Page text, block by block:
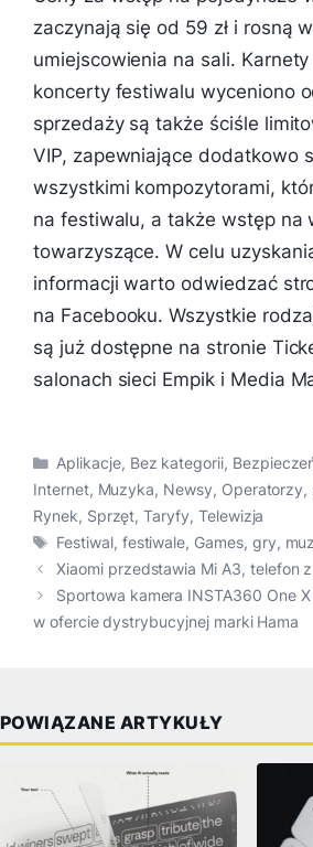
zaczynają się od 59 zł i rosną
umiejscowienia na sali.
koncerty festiwalu wyceniono
sprzedaży są także ściśle
VIP, zapewniające dodatkowo
wszystkimi kompozytorami,
na festiwalu, a także wstęp na
towarzyszące. W celu
informacji warto odwiedzać
na Facebooku. Wszystkie
są już dostępne na stronie
salonach sieci Empik i Media
Kategorie
Aplikacje, Bez kategorii,
Internet, Muzyka, Newsy, Operatorzy,
Rynek, Sprzęt,Taryfy, Telewizja
Tagi
Festiwal, festiwale, Games, gry,
Xiaomi przedstawia Mi A3, telefon
Sportowa kamera INSTA360 One
w ofercie dystrybucyjnej marki Hama
POWIĄZANE ARTYKUŁY